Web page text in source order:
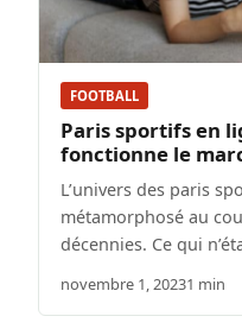
FOOTBALL
Paris sportifs en
fonctionne le
L’univers des paris
métamorphosé au
décennies. Ce qui
novembre 1, 20231 min